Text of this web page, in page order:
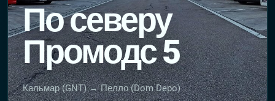
По северу
Промодс 5
Кальмар (GNT) → Пелло (Dom Depo)